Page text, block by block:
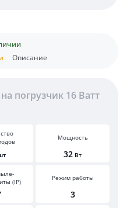
Описание
погрузчик 16 Ватт
Мощность
32 Вт
(IP)
Режим работы
3